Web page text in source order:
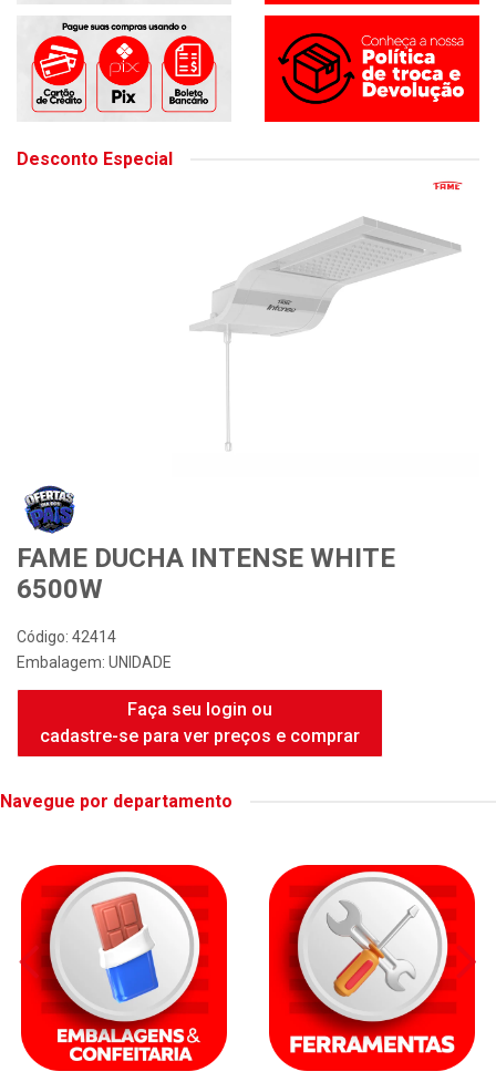
Obs: Válido apenas para primeiras compras a partir de 05/11/2025
FAME DUCHA INTENSE WHITE
6500W
Embalagem: UNIDADE
Faça seu login ou
cadastre-se para ver preços e comprar
Navegue por departamento